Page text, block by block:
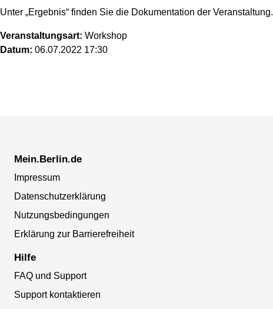
Unter „Ergebnis“ finden Sie die Dokumentation der Veranstaltung.
Veranstaltungsart: Workshop
Datum: 06.07.2022 17:30
Mein.Berlin.de
Impressum
Datenschutzerklärung
Nutzungsbedingungen
Erklärung zur Barrierefreiheit
Hilfe
FAQ und Support
Support kontaktieren